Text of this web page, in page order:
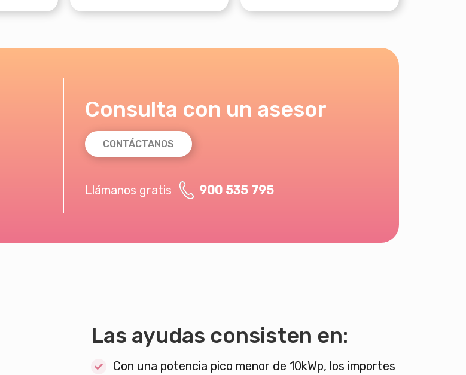
Consulta con un asesor
CONTÁCTANOS
Llámanos gratis 900 535 795
Las ayudas consisten en:
Con una potencia pico menor de 10kWp, los importes